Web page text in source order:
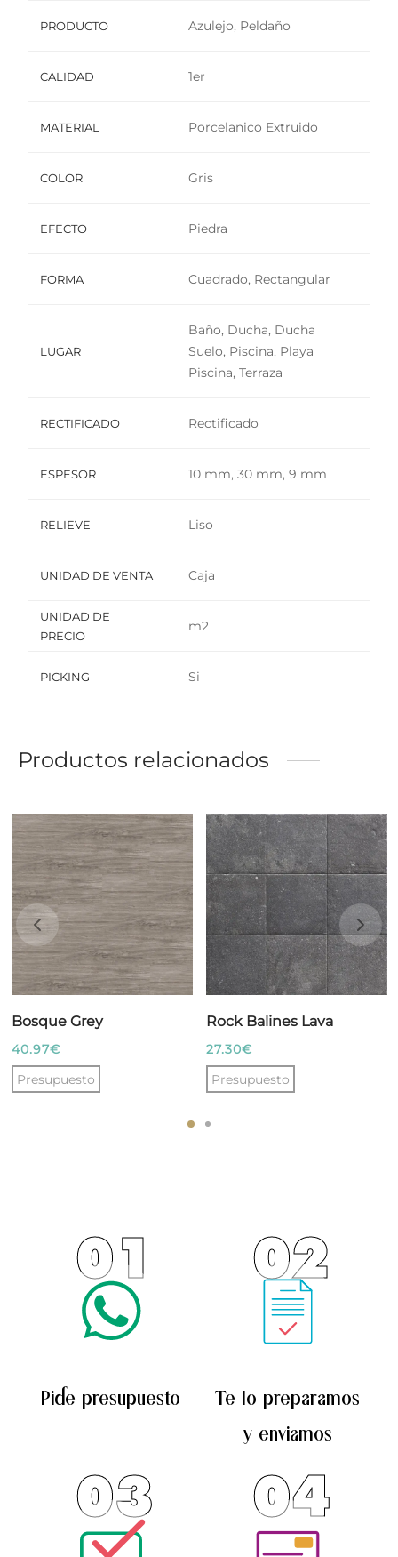
PRODUCTO Azulejo, Peldaño
CALIDAD 1er
MATERIAL Porcelanico Extruido
COLOR Gris
EFECTO Piedra
FORMA Cuadrado, Rectangular
LUGAR
Baño, Ducha, Ducha
Suelo, Piscina, Playa
Piscina, Terraza
RECTIFICADO Rectificado
ESPESOR 10 mm, 30 mm, 9 mm
RELIEVE Liso
UNIDAD DE VENTA Caja
UNIDAD DE
PRECIO
m2
PICKING Si
Productos relacionados
Bosque Grey
40.97€
Presupuesto
Rock Balines Lava
27.30€
Presupuesto
Pide presupuesto
01
Te lo preparamos
y enviamos
02
03 04